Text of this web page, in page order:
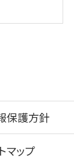
保護方針
マップ